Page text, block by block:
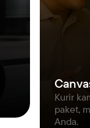
Kurir
paket,
Anda.